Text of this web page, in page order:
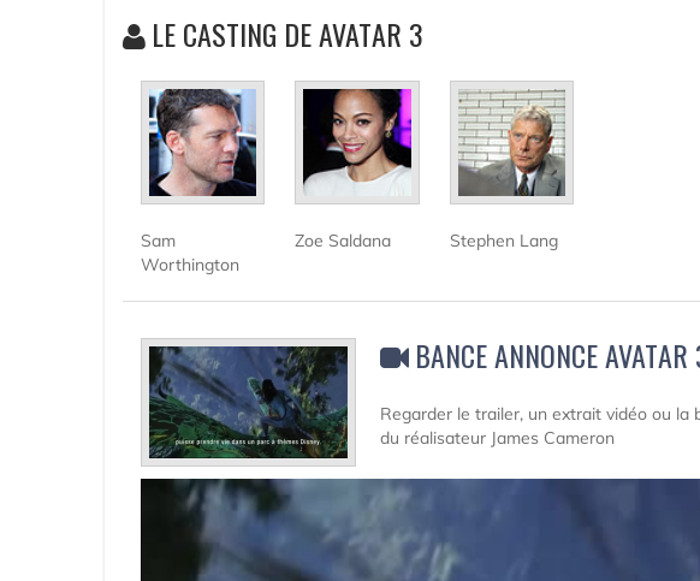
LE CASTING DE AVATAR 3
Sam
Worthington
Zoe Saldana Stephen Lang
BANCE ANNONCE AVATAR
Regarder le trailer, un extrait vidéo ou
du réalisateur James Cameron